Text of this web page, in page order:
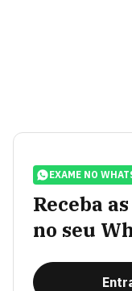
EXAME NO
Receba
no seu